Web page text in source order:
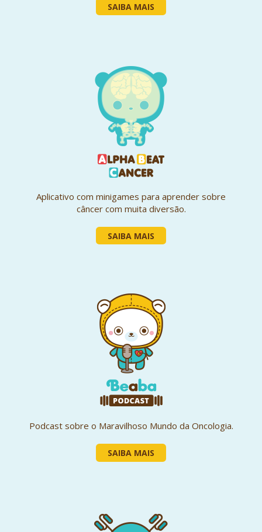
SAIBA MAIS
Aplicativo com minigames para aprender sobre
câncer com muita diversão.
SAIBA MAIS
Podcast sobre o Maravilhoso Mundo da Oncologia.
SAIBA MAIS